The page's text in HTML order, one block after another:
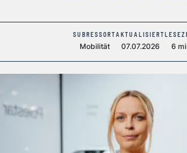
SUBRESSORT
Mobilität
AKTUALISIERT
07.07.2026 6